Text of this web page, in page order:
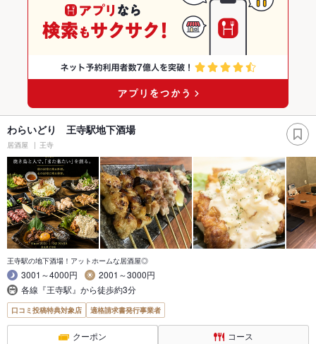
わらいどり 王寺駅地下酒場
居酒屋 王寺
王寺駅の地下酒場！アットホームな居酒屋◎
3001～4000円
2001～3000円
各線『王寺駅』から徒歩約3分
口コミ投稿特典対象店 適格請求書発行事業者
クーポン コース